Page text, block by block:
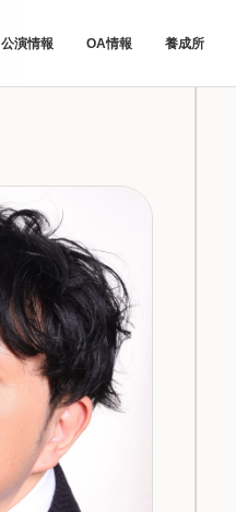
公演情報 OA情報 養成所